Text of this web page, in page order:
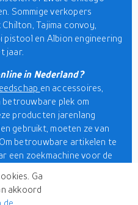
Sommige verkopers
Tajima convoy,
en Albion engineering
jaar.
in Nederland?
en accessoires,
betrouwbare plek om
producten jarenlang
gebruikt, moeten ze van
betrouwbare artikelen te
een zoekmachine voor de
Makita, Hilti,
Ga
akkoord
de